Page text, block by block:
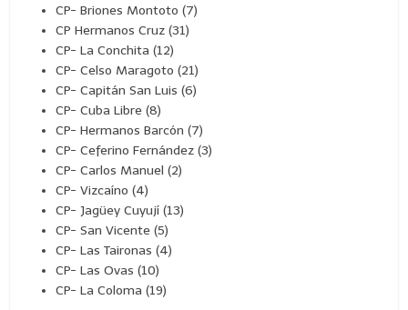
CP- Briones Montoto (7)
CP Hermanos Cruz (31)
CP- La Conchita (12)
CP- Celso Maragoto (21)
CP- Capitán San Luis (6)
CP- Cuba Libre (8)
CP- Hermanos Barcón (7)
CP- Ceferino Fernández (3)
CP- Carlos Manuel (2)
CP- Vizcaíno (4)
CP- Jagüey Cuyují (13)
CP- San Vicente (5)
CP- Las Taironas (4)
CP- Las Ovas (10)
CP- La Coloma (19)